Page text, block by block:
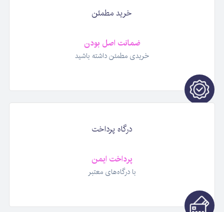
خرید مطمئن
ضمانت اصل بودن
خریدی مطمئن داشته باشید
درگاه پرداخت
پرداخت ایمن
با درگاه‌های معتبر